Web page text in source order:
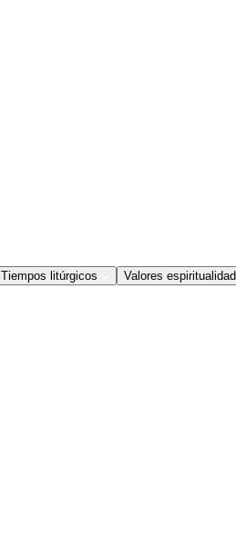
Tiempos litúrgicos Valores espiritualidad